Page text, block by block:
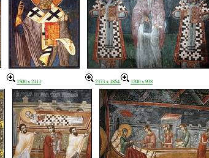
1500 x 2111 2373 x 1854 1200 x 938